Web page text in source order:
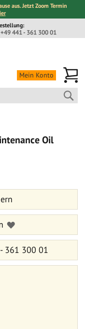
aus. Jetzt Zoom Termin
+49 441 - 361 300 01
Mein Konto
Oil
361 300 01